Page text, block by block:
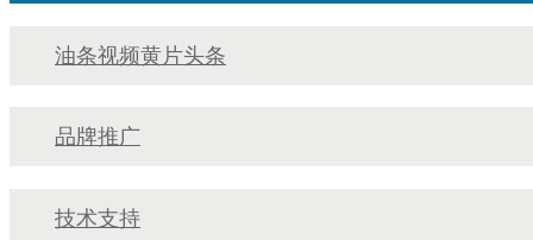
油条视频黄片头条
品牌推广
技术支持